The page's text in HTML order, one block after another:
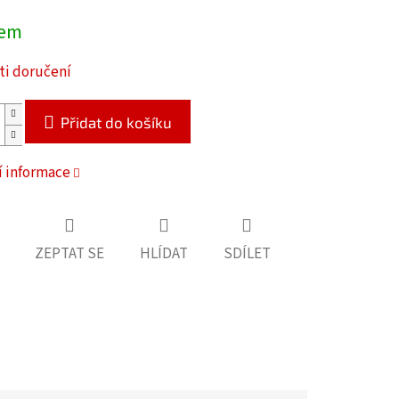
doručení
Přidat do košíku
ZEPTAT SE HLÍDAT SDÍLET